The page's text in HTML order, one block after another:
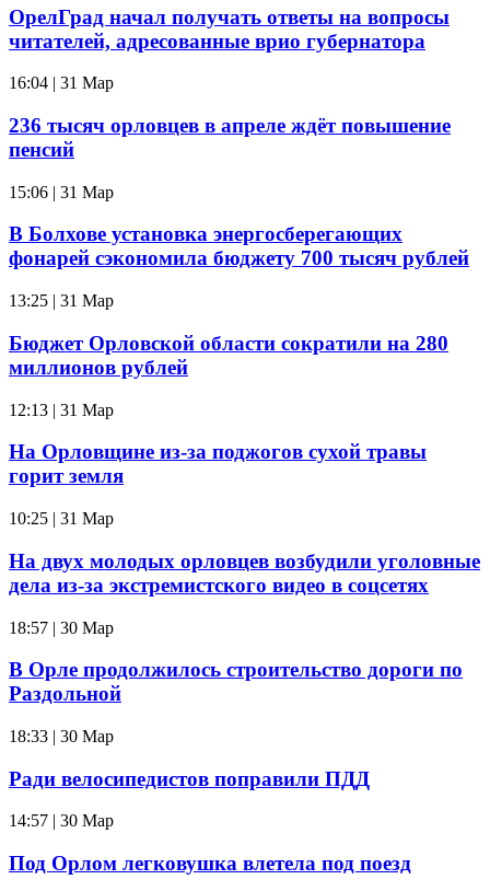
ОрелГрад начал получать ответы на вопросы
читателей, адресованные врио губернатора
16:04 | 31 Мар
236 тысяч орловцев в апреле ждёт повышение
пенсий
15:06 | 31 Мар
В Болхове установка энергосберегающих
фонарей сэкономила бюджету 700 тысяч рублей
13:25 | 31 Мар
Бюджет Орловской области сократили на 280
миллионов рублей
12:13 | 31 Мар
На Орловщине из-за поджогов сухой травы
горит земля
10:25 | 31 Мар
На двух молодых орловцев возбудили уголовные
дела из-за экстремистского видео в соцсетях
18:57 | 30 Мар
В Орле продолжилось строительство дороги по
Раздольной
18:33 | 30 Мар
Ради велосипедистов поправили ПДД
14:57 | 30 Мар
Под Орлом легковушка влетела под поезд